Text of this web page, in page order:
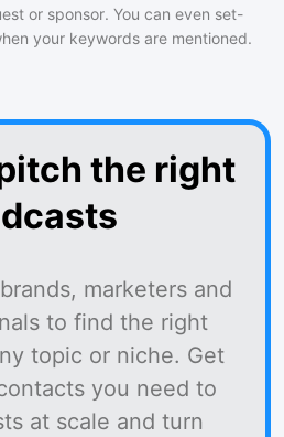
or sponsor. You can even set-
your keywords are mentioned.
the right
marketers and
to find the right
topic or niche. Get
you need to
at scale and turn